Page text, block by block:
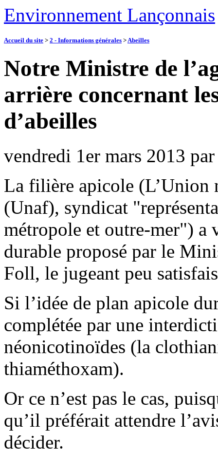
Environnement Lançonnais
Accueil du site > 2 - Informations générales >Abeilles
Notre Ministre de
arrière concernant
d’abeilles
vendredi 1er mars 2013 par
La filière apicole (L’Union
(Unaf), syndicat
métropole et outre-mer") a
durable proposé par le
Foll, le jugeant peu
Si l’idée de plan apicole
complétée par une
néonicotinoïdes (la
thiaméthoxam).
Or ce n’est pas le cas,
qu’il préférait attendre
décider.